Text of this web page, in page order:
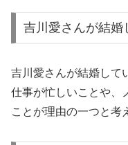
吉川愛さんが結
吉川愛さんが結婚して
仕事が忙しいことや、
ことが理由の一つと考